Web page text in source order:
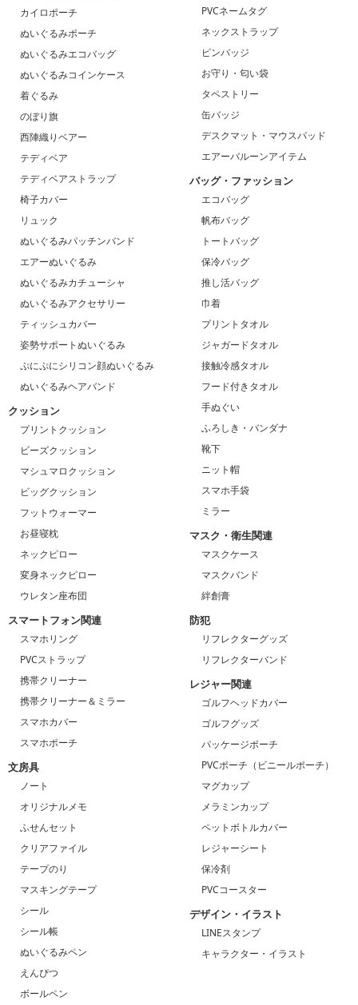
カイロポーチ
ぬいぐるみポーチ
ぬいぐるみエコバッグ
ぬいぐるみコインケース
着ぐるみ
のぼり旗
西陣織りベアー
テディベア
テディベアストラップ
椅子カバー
リュック
ぬいぐるみパッチンバンド
エアーぬいぐるみ
ぬいぐるみカチューシャ
ぬいぐるみアクセサリー
ティッシュカバー
姿勢サポートぬいぐるみ
ぷにぷにシリコン顔ぬいぐるみ
ぬいぐるみヘアバンド
クッション
プリントクッション
ビーズクッション
マシュマロクッション
ビッグクッション
フットウォーマー
お昼寝枕
ネックピロー
変身ネックピロー
ウレタン座布団
スマートフォン関連
スマホリング
PVCストラップ
携帯クリーナー
携帯クリーナー＆ミラー
スマホカバー
スマホポーチ
文房具
ノート
オリジナルメモ
ふせんセット
クリアファイル
テープのり
マスキングテープ
シール
シール帳
ぬいぐるみペン
えんぴつ
ボールペン
PVCネームタグ
ネックストラップ
ピンバッジ
お守り・匂い袋
タペストリー
缶バッジ
デスクマット・マウスパッド
エアーバルーンアイテム
バッグ・ファッション
エコバッグ
帆布バッグ
トートバッグ
保冷バッグ
推し活バッグ
巾着
プリントタオル
ジャガードタオル
接触冷感タオル
フード付きタオル
手ぬぐい
ふろしき・バンダナ
靴下
ニット帽
スマホ手袋
ミラー
マスク・衛生関連
マスクケース
マスクバンド
絆創膏
防犯
リフレクターグッズ
リフレクターバンド
レジャー関連
ゴルフヘッドカバー
ゴルフグッズ
パッケージポーチ
PVCポーチ（ビニールポーチ）
マグカップ
メラミンカップ
ペットボトルカバー
レジャーシート
保冷剤
PVCコースター
デザイン・イラスト
LINEスタンプ
キャラクター・イラスト